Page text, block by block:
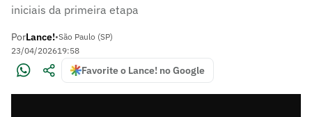
iniciais da primeira etapa
PorLance!•São Paulo (SP)
23/04/202619:58
Favorite o Lance! no Google